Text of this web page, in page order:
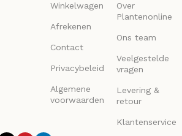
Winkelwagen
Afrekenen
Contact
Privacybeleid
Algemene
voorwaarden
Over
Plantenonline
Ons team
Veelgestelde
vragen
Levering &
retour
Klantenservice